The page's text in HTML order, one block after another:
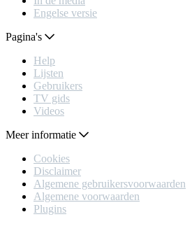
Engelse versie
Pagina's
Help
Lijsten
Gebruikers
TV gids
Videos
Meer informatie
Cookies
Disclaimer
Algemene gebruikersvoorwaarden
Algemene voorwaarden
Plugins